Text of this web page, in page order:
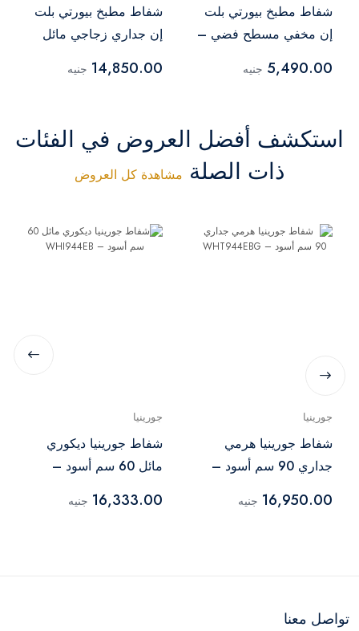
شفاط مطبخ بيورتي بلت
إن مخفي مسطح فضي –
5,490.00 جنيه
شفاط مطبخ بيورتي بلت
إن جداري زجاجي مائل
90
14,850.00 جنيه
استكشف أفضل العروض في الفئات
ذات الصلة مشاهدة كل العروض
جورينيا
شفاط جورينيا هرمي
جداري 90 سم أسود –
16,950.00 جنيه
جورينيا
شفاط جورينيا ديكوري
مائل 60 سم أسود –
16,333.00 جنيه
تواصل معنا